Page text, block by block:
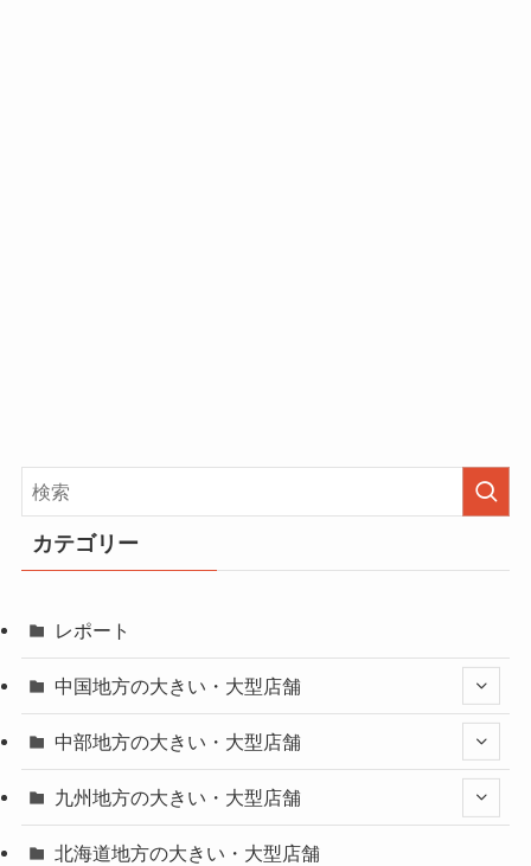
カテゴリー
レポート
中国地方の大きい・大型店舗
中部地方の大きい・大型店舗
九州地方の大きい・大型店舗
北海道地方の大きい・大型店舗